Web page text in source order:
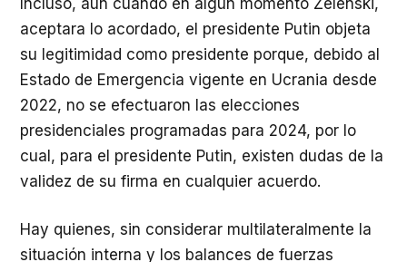
aceptara lo acordado, el presidente Putin objeta
su legitimidad como presidente porque, debido al
Estado de Emergencia vigente en Ucrania desde
2022, no se efectuaron las elecciones
presidenciales programadas para 2024, por lo
cual, para el presidente Putin, existen dudas de la
validez de su firma en cualquier acuerdo.
Hay quienes, sin considerar multilateralmente la
situación interna y los balances de fuerzas